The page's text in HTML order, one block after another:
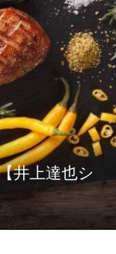
井上達也シ